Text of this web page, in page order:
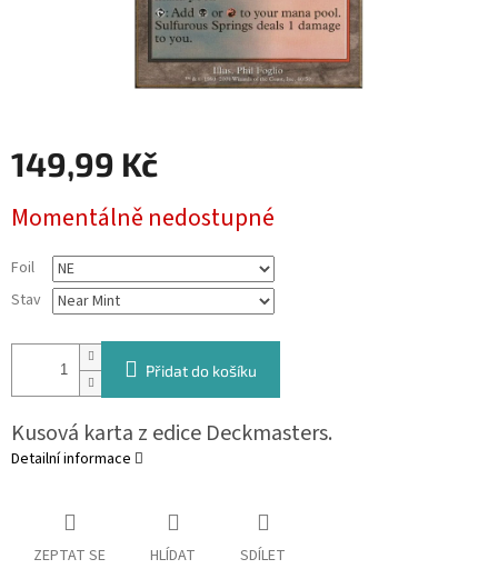
149,99 Kč
cena:
Momentálně nedostupné
Foil
Stav
Přidat do košíku
Kusová karta z edice Deckmasters.
Detailní informace
ZEPTAT SE HLÍDAT SDÍLET